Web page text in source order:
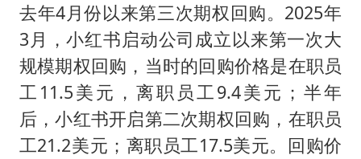
去年4月份以来第三次期权回购。2025年
3月，小红书启动公司成立以来第一次大
规模期权回购，当时的回购价格是在职员
工11.5美元，离职员工9.4美元；半年
后，小红书开启第二次期权回购，在职员
工21.2美元；离职员工17.5美元。回购价